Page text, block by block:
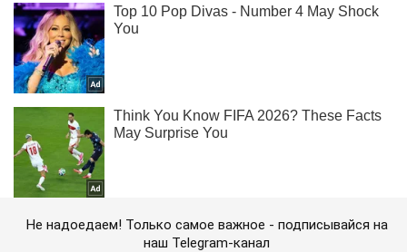
Не надоедаем! Только самое важное - подписывайся на
наш Telegram-канал